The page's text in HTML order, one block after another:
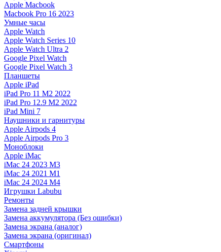
Apple Macbook
Macbook Pro 16 2023
Умные часы
Apple Watch
Apple Watch Series 10
Apple Watch Ultra 2
Google Pixel Watch
Google Pixel Watch 3
Планшеты
Apple iPad
iPad Pro 11 M2 2022
iPad Pro 12.9 M2 2022
iPad Mini 7
Наушники и гарнитуры
Apple Airpods 4
Apple Airpods Pro 3
Моноблоки
Apple iMac
iMac 24 2023 M3
iMac 24 2021 M1
iMac 24 2024 M4
Игрушки Labubu
Ремонты
Замена задней крышки
Замена аккумулятора (Без ошибки)
Замена экрана (аналог)
Замена экрана (оригинал)
Смартфоны